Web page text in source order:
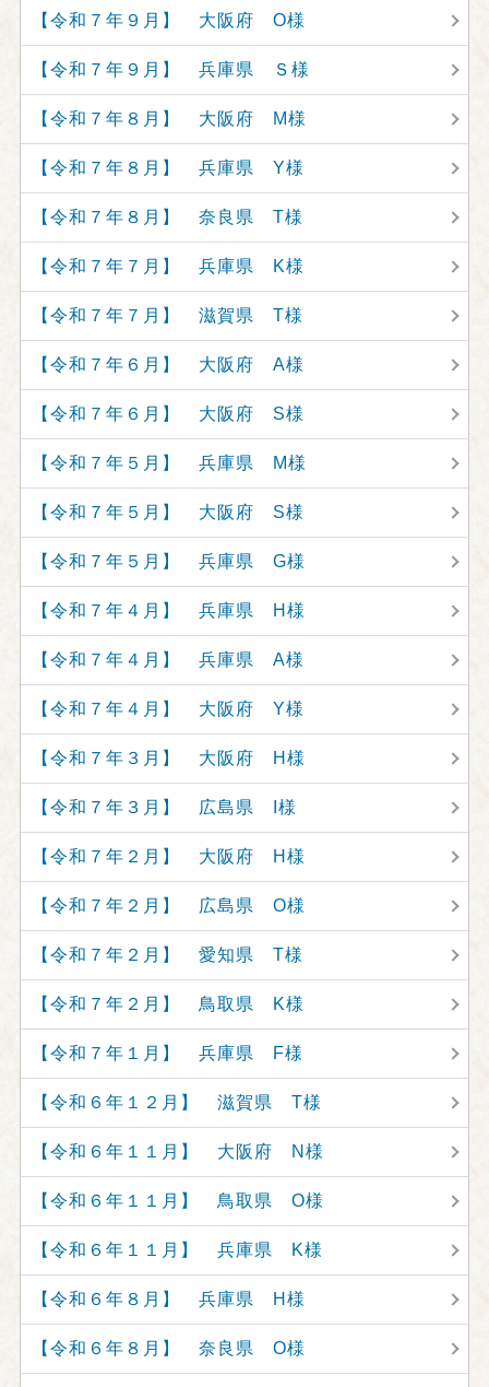
【令和７年９月】 大阪府 O様
【令和７年９月】 兵庫県 Ｓ様
【令和７年８月】 大阪府 M様
【令和７年８月】 兵庫県 Y様
【令和７年８月】 奈良県 T様
【令和７年７月】 兵庫県 K様
【令和７年７月】 滋賀県 T様
【令和７年６月】 大阪府 A様
【令和７年６月】 大阪府 S様
【令和７年５月】 兵庫県 M様
【令和７年５月】 大阪府 S様
【令和７年５月】 兵庫県 G様
【令和７年４月】 兵庫県 H様
【令和７年４月】 兵庫県 A様
【令和７年４月】 大阪府 Y様
【令和７年３月】 大阪府 H様
【令和７年３月】 広島県 I様
【令和７年２月】 大阪府 H様
【令和７年２月】 広島県 O様
【令和７年２月】 愛知県 T様
【令和７年２月】 鳥取県 K様
【令和７年１月】 兵庫県 F様
【令和６年１２月】 滋賀県 T様
【令和６年１１月】 大阪府 N様
【令和６年１１月】 鳥取県 O様
【令和６年１１月】 兵庫県 K様
【令和６年８月】 兵庫県 H様
【令和６年８月】 奈良県 O様